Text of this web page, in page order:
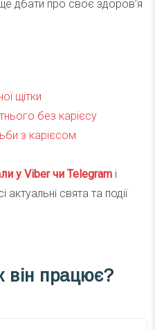
дбати про своє здоров’я
щітки
без карієсу
з карієсом
у Viber чи Telegram і
свята та події
він працює?